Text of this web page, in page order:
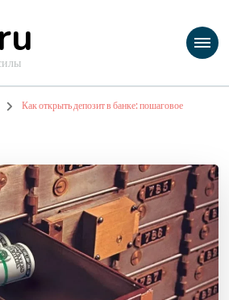
Как открыть депозит в банке: пошаговое